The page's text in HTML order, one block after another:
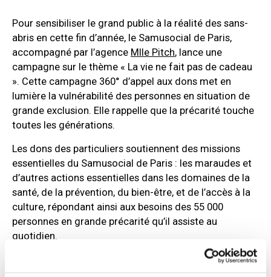
Pour sensibiliser le grand public à la réalité des sans-
abris en cette fin d’année, le Samusocial de Paris,
accompagné par l’agence Mlle Pitch, lance une
campagne sur le thème « La vie ne fait pas de cadeau
». Cette campagne 360° d’appel aux dons met en
lumière la vulnérabilité des personnes en situation de
grande exclusion. Elle rappelle que la précarité touche
toutes les générations.
Les dons des particuliers soutiennent des missions
essentielles du Samusocial de Paris : les maraudes et
d’autres actions essentielles dans les domaines de la
santé, de la prévention, du bien-être, et de l’accès à la
culture, répondant ainsi aux besoins des 55 000
personnes en grande précarité qu’il assiste au
quotidien.
« A l’occasion des célébrations de notre 30e anniversaire,